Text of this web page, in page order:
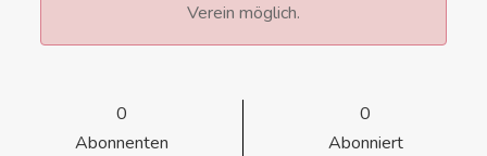
Verein möglich.
0
Abonnenten
0
Abonniert